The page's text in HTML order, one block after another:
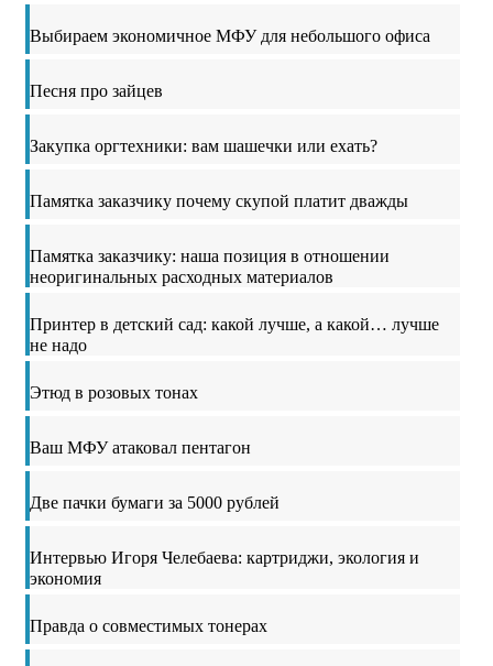
Выбираем экономичное МФУ для небольшого офиса
Песня про зайцев
Закупка оргтехники: вам шашечки или ехать?
Памятка заказчику почему скупой платит дважды
Памятка заказчику: наша позиция в отношении
неоригинальных расходных материалов
Принтер в детский сад: какой лучше, а какой… лучше
не надо
Этюд в розовых тонах
Ваш МФУ атаковал пентагон
Две пачки бумаги за 5000 рублей
Интервью Игоря Челебаева: картриджи, экология и
экономия
Правда о совместимых тонерах